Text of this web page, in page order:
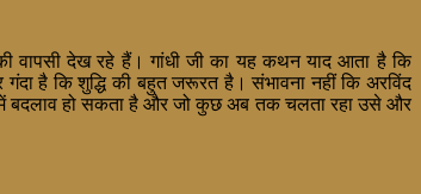
वापसी देख रहे हैं। गांधी जी का यह कथन याद आता है कि
गंदा है कि शुद्धि की बहुत जरूरत है। संभावना नहीं कि अरविंद
बदलाव हो सकता है और जो कुछ अब तक चलता रहा उसे और